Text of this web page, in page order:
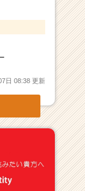
日 08:38 更新